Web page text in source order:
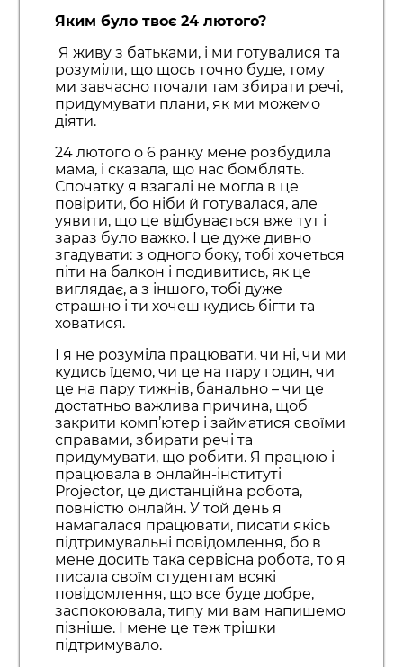
Яким було твоє 24 лютого?
Я живу з батьками, і ми готувалися та
розуміли, що щось точно буде, тому
ми завчасно почали там збирати речі,
придумувати плани, як ми можемо
діяти.
24 лютого о 6 ранку мене розбудила
мама, і сказала, що нас бомблять.
Спочатку я взагалі не могла в це
повірити, бо ніби й готувалася, але
уявити, що це відбувається вже тут і
зараз було важко. І це дуже дивно
згадувати: з одного боку, тобі хочеться
піти на балкон і подивитись, як це
виглядає, а з іншого, тобі дуже
страшно і ти хочеш кудись бігти та
ховатися.
І я не розуміла працювати, чи ні, чи ми
кудись їдемо, чи це на пару годин, чи
це на пару тижнів, банально – чи це
достатньо важлива причина, щоб
закрити комп’ютер і займатися своїми
справами, збирати речі та
придумувати, що робити. Я працюю і
працювала в онлайн-інституті
Projector, це дистанційна робота,
повністю онлайн. У той день я
намагалася працювати, писати якісь
підтримувальні повідомлення, бо в
мене досить така сервісна робота, то я
писала своїм студентам всякі
повідомлення, що все буде добре,
заспокоювала, типу ми вам напишемо
пізніше. І мене це теж трішки
підтримувало.